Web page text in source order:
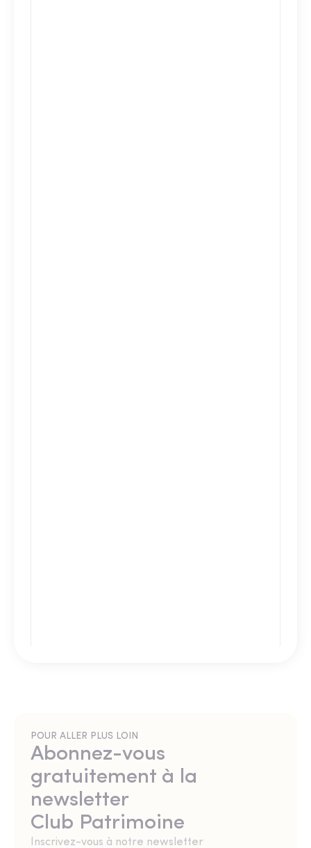
POUR ALLER PLUS LOIN
Abonnez-vous
gratuitement à la
newsletter
Club Patrimoine
Inscrivez-vous à notre newsletter